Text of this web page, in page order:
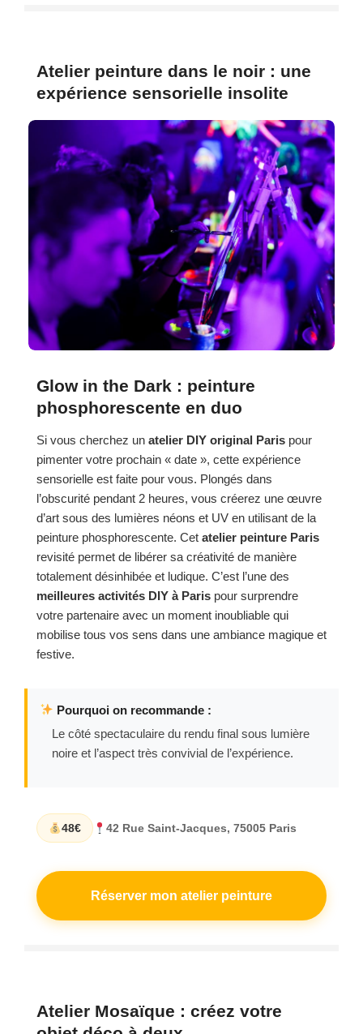
Atelier peinture dans le noir : une
expérience sensorielle insolite
Glow in the Dark : peinture
phosphorescente en duo
Si vous cherchez un atelier DIY original Paris pour
pimenter votre prochain « date », cette expérience
sensorielle est faite pour vous. Plongés dans
l’obscurité pendant 2 heures, vous créerez une œuvre
d’art sous des lumières néons et UV en utilisant de la
peinture phosphorescente. Cet atelier peinture Paris
revisité permet de libérer sa créativité de manière
totalement désinhibée et ludique. C’est l’une des
meilleures activités DIY à Paris pour surprendre
votre partenaire avec un moment inoubliable qui
mobilise tous vos sens dans une ambiance magique et
festive.
Pourquoi on recommande :
Le côté spectaculaire du rendu final sous lumière
noire et l’aspect très convivial de l’expérience.
48€ 42 Rue Saint-Jacques, 75005 Paris
Réserver mon atelier peinture
Atelier Mosaïque : créez votre